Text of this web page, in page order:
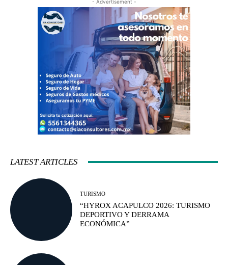
- Advertisement -
LATEST ARTICLES
TURISMO
“HYROX ACAPULCO 2026: TURISMO
DEPORTIVO Y DERRAMA
ECONÓMICA”